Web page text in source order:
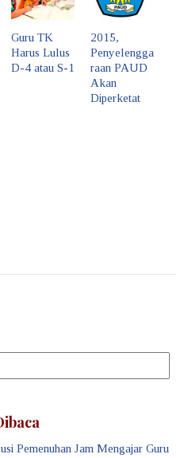
Guru TK
Harus Lulus
D-4 atau S-1
2015,
Penyelengga
raan PAUD
Akan
Diperketat
Pemenuhan Jam Mengajar Guru